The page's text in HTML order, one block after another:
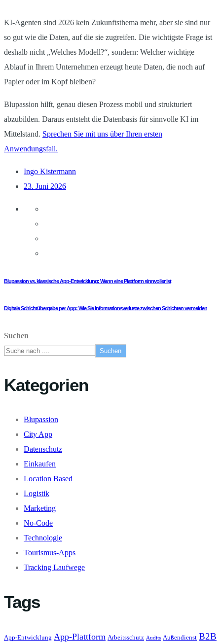
KI-Agenten sind 2026 kein Zukunftsthema mehr, aber sie sind nur
so gut wie die Daten, auf die sie zugreifen. Die wichtigste Frage ist
deshalb nicht „Welches Modell?“, sondern: Welcher wichtige
Ablauf in Ihrem Unternehmen erzeugt heute Daten, die noch auf
Papier oder im Kopf bleiben?
Blupassion hilft, genau diesen Prozess mobil und strukturiert
abzubilden. Daraus entsteht die Datenbasis für sinnvolle KI im
Mittelstand. Sprechen Sie mit uns über Ihren ersten
Anwendungsfall.
Ingo Kistermann
23. Juni 2026
Blupassion vs. klassische App-Entwicklung: Wann eine Plattform sinnvoller ist
Digitale Schichtübergabe per App: Wie Sie Informationsverluste zwischen Schichten vermeiden
Suchen
Suchen
Kategorien
Blupassion
City App
Datenschutz
Einkaufen
Location Based
Logistik
Marketing
No-Code
Technologie
Tourismus-Apps
Tracking Laufwege
Tags
App-Entwicklung App-Plattform Arbeitsschutz Audits Außendienst B2B